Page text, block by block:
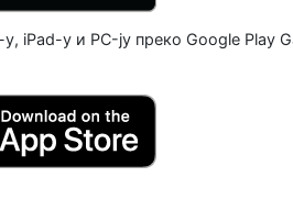
iPad-у и PC-ју преко Google Play